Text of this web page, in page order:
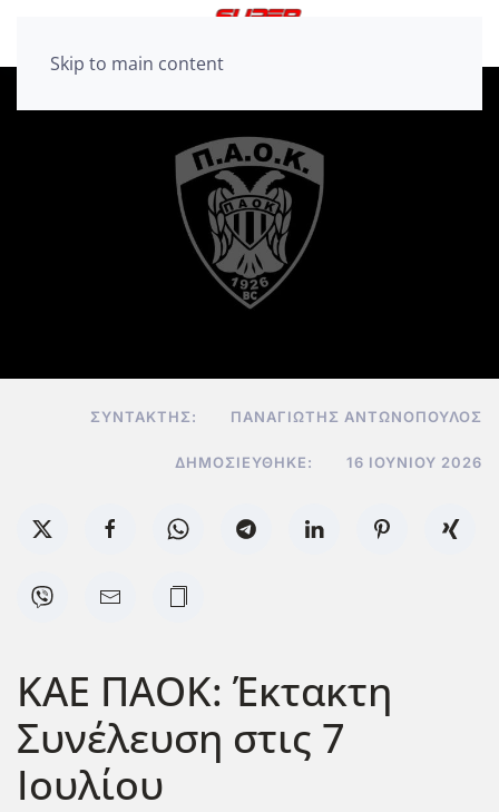
Skip to main content
ΣΥΝΤΆΚΤΗΣ: ΠΑΝΑΓΙΏΤΗΣ ΑΝΤΩΝΌΠΟΥΛΟΣ
ΔΗΜΟΣΙΕΎΘΗΚΕ: 16 ΙΟΥΝΊΟΥ 2026
KAE ΠΑΟΚ: Έκτακτη
Συνέλευση στις 7
Ιουλίου